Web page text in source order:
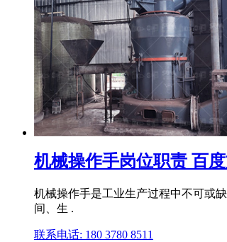
机械操作手岗位职责 百
机械操作手是工业生产过程中不可或
间、生 .
联系电话: 180 3780 8511